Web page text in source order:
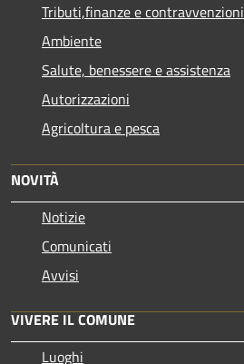
Tributi,finanze e contravvenzioni
Ambiente
Salute, benessere e assistenza
Autorizzazioni
Agricoltura e pesca
NOVITÀ
Notizie
Comunicati
Avvisi
VIVERE IL COMUNE
Luoghi